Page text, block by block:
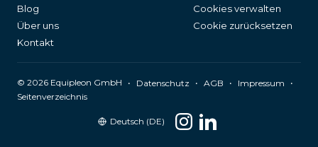
Blog
Über uns
Kontakt
Cookies verwalten
Cookie zurücksetzen
© 2026 Equipleon GmbH • Datenschutz • AGB • Impressum
•
Seitenverzeichnis
Deutsch (DE)